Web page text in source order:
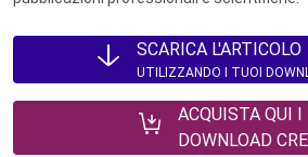
SCARICA L'ARTICOLO
UTILIZZANDO I TUOI
ACQUISTA QUI I
DOWNLOAD